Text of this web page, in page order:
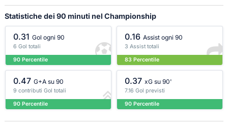
Statistiche dei 90 minuti nel Championship
0.31 Gol ogni 90
6 Gol totali
90 Percentile
0.16 Assist ogni 90
3 Assist totali
83 Percentile
0.47 G+A su 90
9 contributi Gol totali
90 Percentile
0.37 xG su 90'
7.16 Gol previsti
90 Percentile